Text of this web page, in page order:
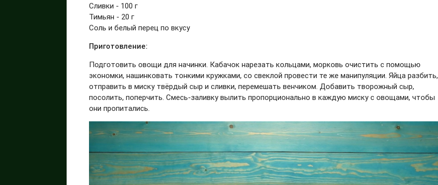
Сливки - 100 г
Тимьян - 20 г
Соль и белый перец по вкусу
Приготовление:
Подготовить овощи для начинки. Кабачок нарезать кольцами, морковь очистить с помощью
экономки, нашинковать тонкими кружками, со свеклой провести те же манипуляции. Яйца разбить,
отправить в миску твёрдый сыр и сливки, перемешать венчиком. Добавить творожный сыр,
посолить, поперчить. Смесь-заливку вылить пропорционально в каждую миску с овощами, чтобы
они пропитались.